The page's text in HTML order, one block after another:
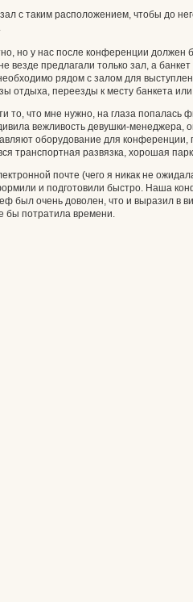
с таким расположением, чтобы до
но у нас после конференции должен
везде предлагали только зал, а
рядом с залом для
отдыха, переезды к месту банкета или
то, что мне нужно, на глаза
вежливость девушки-менеджера,
оборудование для конференции,
транспортная развязка, хорошая
почте (чего я никак не
и подготовили быстро. Наша
был очень доволен, что и выразил в
бы потратила времени.